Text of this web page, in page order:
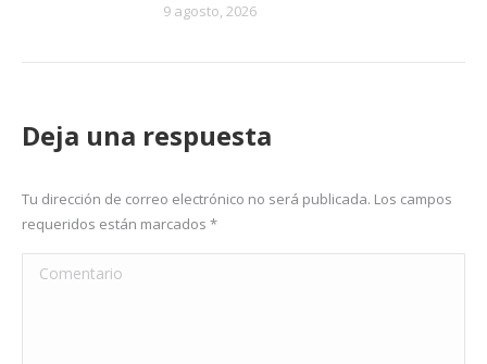
9 agosto, 2026
Deja una respuesta
Tu dirección de correo electrónico no será publicada. Los campos
requeridos están marcados *
Comentario